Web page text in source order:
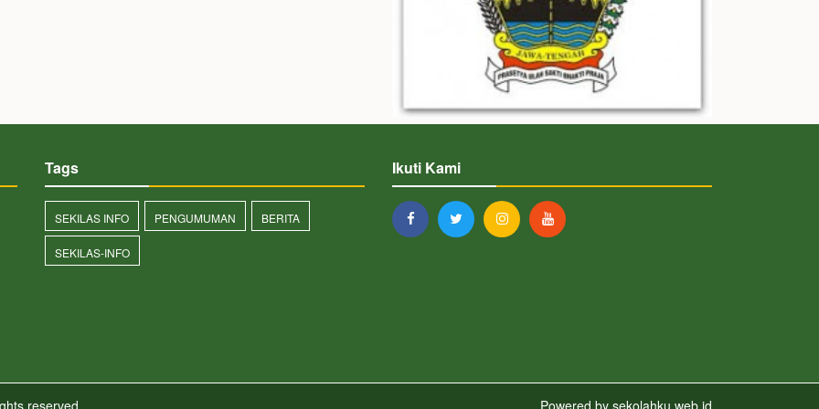
Tags
SEKILAS INFO PENGUMUMAN BERITA
SEKILAS-INFO
Ikuti Kami